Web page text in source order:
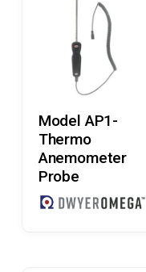
Læs Mere
Model AP1-
Thermo
Anemometer
Probe